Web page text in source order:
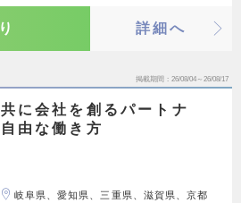
詳細へ
掲載期間 26/08/04～26/08/17
に会社を創るパートナ
由な働き方
岐阜県、愛知県、三重県、滋賀県、京都